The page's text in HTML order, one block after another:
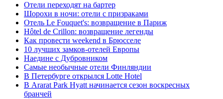
Отели переходят на бартер
Шорохи в ночи: отели с призраками
Отель Le Fouquet's: возвращение в Париж
Hôtel de Crillon: возвращение легенды
Как провести weekend в Брюсселе
10 лучших замков-отелей Европы
Наедине с Дубровником
Самые необычные отели Финляндии
В Петербурге открылся Lotte Hotel
В Ararat Park Hyatt начинается сезон воскресных
бранчей